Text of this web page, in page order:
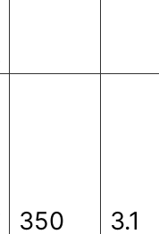
350 3.1